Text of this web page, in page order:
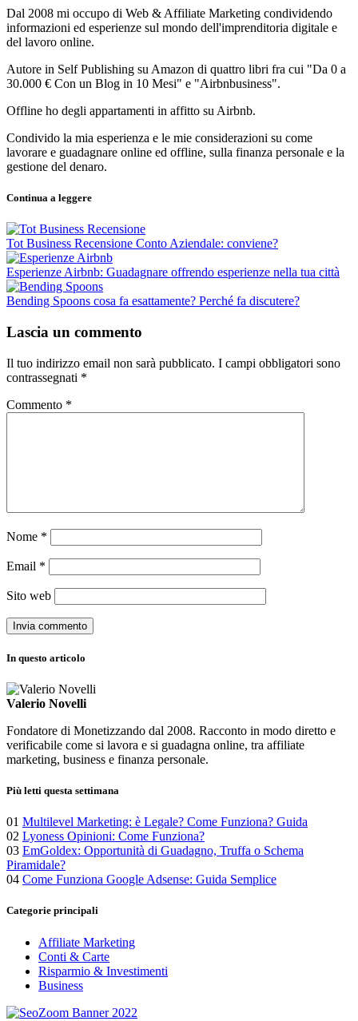
Dal 2008 mi occupo di Web & Affiliate Marketing condividendo
informazioni ed esperienze sul mondo dell'imprenditoria digitale e
del lavoro online.
Autore in Self Publishing su Amazon di quattro libri fra cui "Da 0 a
30.000 € Con un Blog in 10 Mesi" e "Airbnbusiness".
Offline ho degli appartamenti in affitto su Airbnb.
Condivido la mia esperienza e le mie considerazioni su come
lavorare e guadagnare online ed offline, sulla finanza personale e la
gestione del denaro.
Continua a leggere
Tot Business Recensione Conto Aziendale: conviene?
Esperienze Airbnb: Guadagnare offrendo esperienze nella tua città
Bending Spoons cosa fa esattamente? Perché fa discutere?
Lascia un commento
Il tuo indirizzo email non sarà pubblicato. I campi obbligatori sono
contrassegnati *
Commento *
Nome *
Email *
Sito web
In questo articolo
Valerio Novelli
Fondatore di Monetizzando dal 2008. Racconto in modo diretto e
verificabile come si lavora e si guadagna online, tra affiliate
marketing, business e finanza personale.
Più letti questa settimana
01 Multilevel Marketing: è Legale? Come Funziona? Guida
02 Lyoness Opinioni: Come Funziona?
03 EmGoldex: Opportunità di Guadagno, Truffa o Schema
Piramidale?
04 Come Funziona Google Adsense: Guida Semplice
Categorie principali
Affiliate Marketing
Conti & Carte
Risparmio & Investimenti
Business